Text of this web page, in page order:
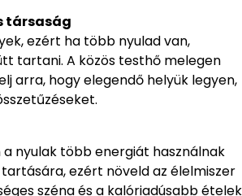
társaság
ezért ha több nyulad van,
tartani. A közös testhő melegen
arra, hogy elegendő helyük legyen,
a nyulak több energiát használnak
ezért növeld az élelmiszer
széna és a kalóriadúsabb ételek